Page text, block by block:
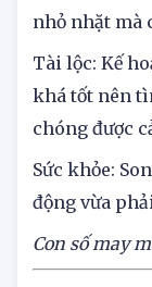
nhỏ nhặt mà
Tài lộc: Kế
khá tốt nên
chóng được
Sức khỏe:
động vừa
Con số may